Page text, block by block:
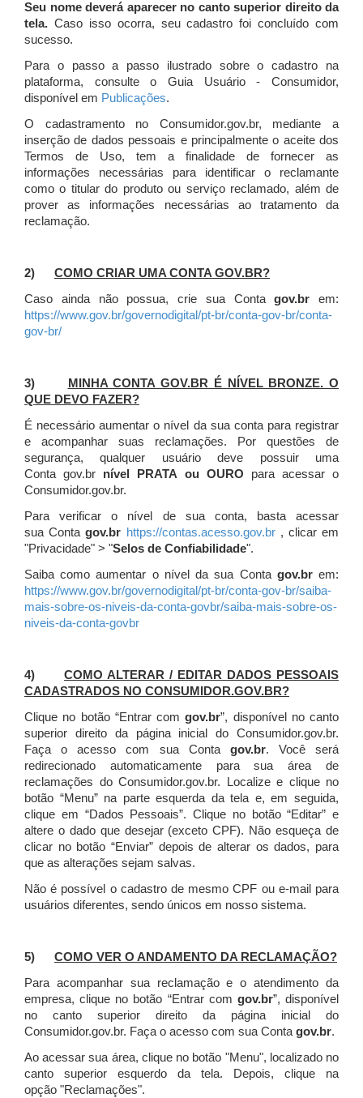
Seu nome deverá aparecer no canto superior direito da
tela. Caso isso ocorra, seu cadastro foi concluído com
sucesso.
Para o passo a passo ilustrado sobre o cadastro na
plataforma, consulte o Guia Usuário - Consumidor,
disponível em Publicações.
O cadastramento no Consumidor.gov.br, mediante a
inserção de dados pessoais e principalmente o aceite dos
Termos de Uso, tem a finalidade de fornecer as
informações necessárias para identificar o reclamante
como o titular do produto ou serviço reclamado, além de
prover as informações necessárias ao tratamento da
reclamação.
2) COMO CRIAR UMA CONTA GOV.BR?
Caso ainda não possua, crie sua Contagov.br em:
https://www.gov.br/governodigital/pt-br/conta-gov-br/conta-
gov-br/
3)
MINHA CONTA GOV.BR É NÍVEL BRONZE. O
QUE DEVO FAZER?
É necessário aumentar o nível da sua conta para registrar
e acompanhar suas reclamações. Por questões de
segurança, qualquer usuário deve possuir uma
Conta gov.br nível PRATA ou OURO para acessar o
Consumidor.gov.br.
Para verificar o nível de sua conta, basta acessar
sua Contagov.br https://contas.acesso.gov.br, clicar em
"Privacidade" > "Selos de Confiabilidade".
Saiba como aumentar o nível da sua Conta gov.brem:
https://www.gov.br/governodigital/pt-br/conta-gov-br/saiba-
mais-sobre-os-niveis-da-conta-govbr/saiba-mais-sobre-os-
niveis-da-conta-govbr
4) COMO ALTERAR / EDITAR DADOS PESSOAIS
CADASTRADOS NO CONSUMIDOR.GOV.BR?
Clique no botão “Entrar comgov.br”, disponível no canto
superior direito da página inicial do Consumidor.gov.br.
Faça o acesso com sua Conta gov.br. Você será
redirecionado automaticamente para sua área de
reclamações do Consumidor.gov.br.
Localize e clique no
botão “Menu” na parte esquerda da tela e, em seguida,
clique em “Dados Pessoais”. Clique no botão “Editar” e
altere o dado que desejar (exceto CPF). Não esqueça de
clicar no botão “Enviar” depois de alterar os dados, para
que as alterações sejam salvas.
Não é possível o cadastro de mesmo CPF ou e-mail para
usuários diferentes, sendo únicos em nosso sistema.
5) COMO VER O ANDAMENTO DA RECLAMAÇÃO?
Para acompanhar sua reclamação e o atendimento da
empresa, clique no botão “Entrar com gov.br”, disponível
no canto superior direito da página inicial do
Consumidor.gov.br. Faça o acesso com sua Contagov.br.
Ao acessar sua área, clique no botão "Menu", localizado no
canto superior esquerdo da tela. Depois, clique na
opção "Reclamações".